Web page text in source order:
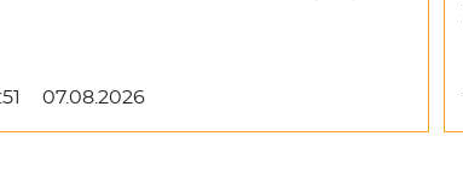
07.08.2026